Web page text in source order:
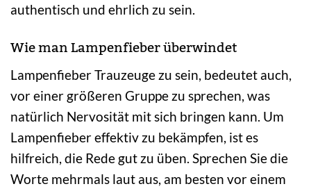
authentisch und ehrlich zu sein.
Wie man Lampenfieber überwindet
Lampenfieber Trauzeuge zu sein, bedeutet auch,
vor einer größeren Gruppe zu sprechen, was
natürlich Nervosität mit sich bringen kann. Um
Lampenfieber effektiv zu bekämpfen, ist es
hilfreich, die Rede gut zu üben. Sprechen Sie die
Worte mehrmals laut aus, am besten vor einem